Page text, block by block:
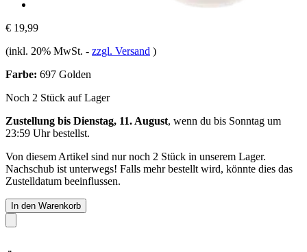
€ 19,99
(inkl. 20% MwSt. - zzgl. Versand )
Farbe: 697 Golden
Noch 2 Stück auf Lager
Zustellung bis Dienstag, 11. August, wenn du bis Sonntag um
23:59 Uhrbestellst.
Von diesem Artikel sind nur noch 2 Stück in unserem Lager.
Nachschub ist unterwegs! Falls mehr bestellt wird, könnte dies das
Zustelldatum beeinflussen.
In den Warenkorb